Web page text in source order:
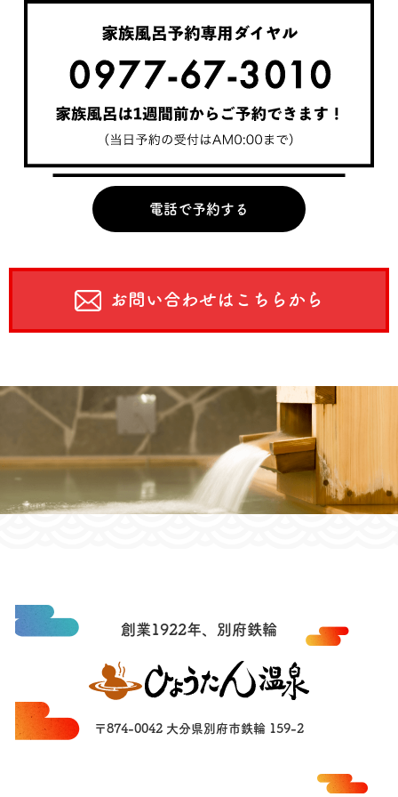
電話で予約する
お問い合わせはこちらから
創業1922年、別府鉄輪
〒874-0042 大分県別府市鉄輪 159-2